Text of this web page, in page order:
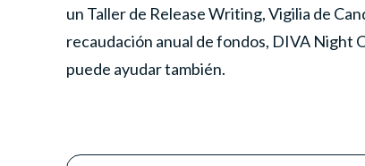
un Taller de Release Writing, Vigilia de
recaudación anual de fondos, DIVA Night
puede ayudar también.